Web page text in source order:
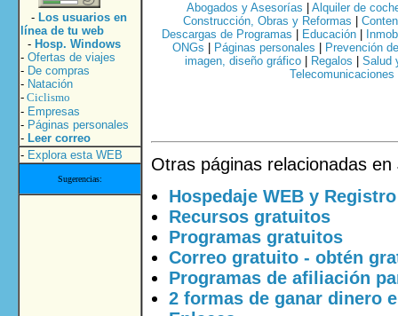
- Los usuarios en
línea de tu web
- Hosp. Windows
- Ofertas de viajes
- De compras
- Natación
- Ciclismo
- Empresas
- Páginas personales
- Leer correo
- Explora esta WEB
Sugerencias:
Abogados y Asesorías
Alquiler de
Construcción, Obras y Reformas
Descargas de Programas
Educación|
ONGs
Páginas personales
Prevención
imagen, diseño gráfico
Regalos
Salud
Telecomunicaciones
Otras páginas relacionadas en
Hospedaje WEB y
Recursos gratuitos
Programas gratuitos
Correo gratuito - obtén
Programas de afiliación
2 formas de ganar dinero